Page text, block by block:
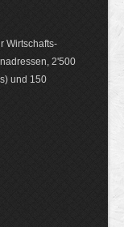
Wirt­schafts-
2'500
und 150